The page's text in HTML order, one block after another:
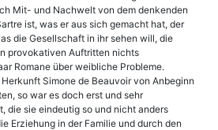
Mit- und Nachwelt von dem denkenden
ist, was er aus sich gemacht hat, der
die Gesellschaft in ihr sehen will, die
provokativen Auftritten nichts
Romane über weibliche Probleme.
Simone de Beauvoir von Anbeginn
so war es doch erst und sehr
die sie eindeutig so und nicht anders
Erziehung in der Familie und durch den